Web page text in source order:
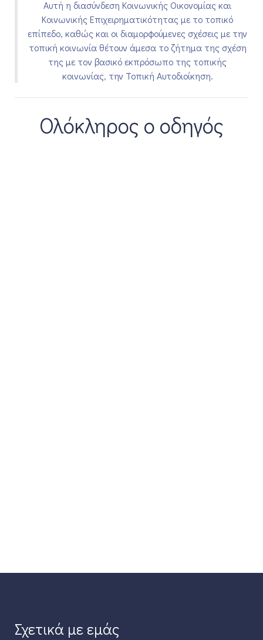
Αυτή η διασύνδεση Κοινωνικής Οικονομίας και
Κοινωνικής Επιχειρηματικότητας με το τοπικό
επίπεδο, καθώς και οι διαμορφούμενες σχέσεις με την
τοπική κοινωνία θέτουν άμεσα το ζήτημα της σχέση
της με τον βασικό εκπρόσωπο της τοπικής
κοινωνίας, την Τοπική Αυτοδιοίκηση.
Ολόκληρος ο οδηγός
Σχετικά με εμάς